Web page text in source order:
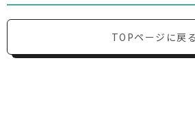
TOPページに戻る